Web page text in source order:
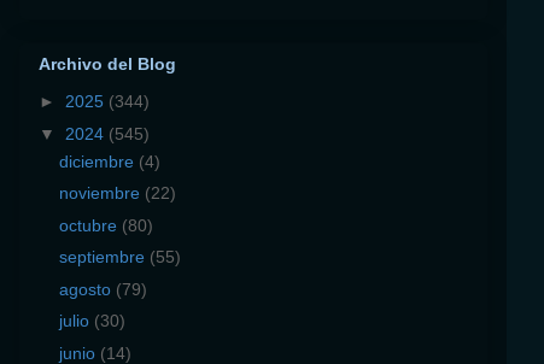
Archivo del Blog
► 2025 (344)
▼ 2024 (545)
diciembre (4)
noviembre (22)
octubre (80)
septiembre (55)
agosto (79)
julio (30)
junio (14)